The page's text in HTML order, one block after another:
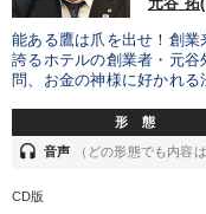
元谷 拓
能ある鷹は爪を出せ！創
誇るホテルの創業者・元
問、お金の神様に好かれ
形 態
headset 音声 （どの形態でも内容
CD版